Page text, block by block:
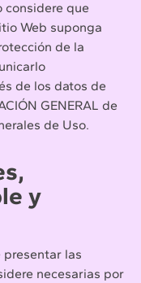
considere que
Web suponga
de la
de los datos de
GENERAL de
de Uso.
y
presentar las
necesarias por